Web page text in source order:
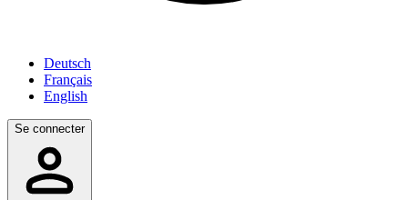
Deutsch
Français
English
Se connecter